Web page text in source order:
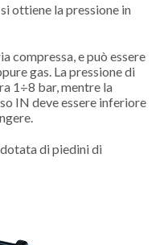
ottiene la pressione in
compressa, e può essere
gas. La pressione di
1÷8 bar, mentre la
IN deve essere inferiore
di piedini di